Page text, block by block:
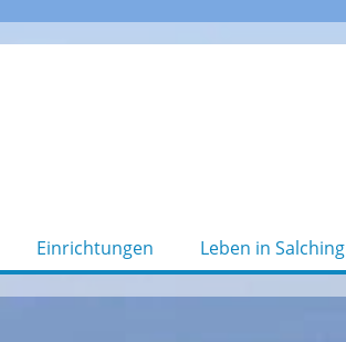
Einrichtungen Leben in Salching